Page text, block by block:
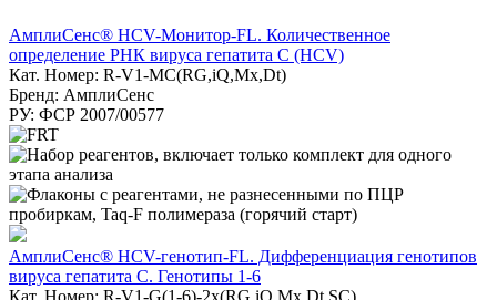
АмплиСенс® HCV-Монитор-FL. Количественное
определение РНК вируса гепатита C (HCV)
Кат. Номер: R-V1-MC(RG,iQ,Mx,Dt)
Бренд: АмплиСенс
РУ: ФСР 2007/00577
АмплиСенс® HCV-генотип-FL. Дифференциация генотипов
вируса гепатита С. Генотипы 1-6
Кат. Номер: R-V1-G(1-6)-2x(RG,iQ,Mx,Dt,SC)